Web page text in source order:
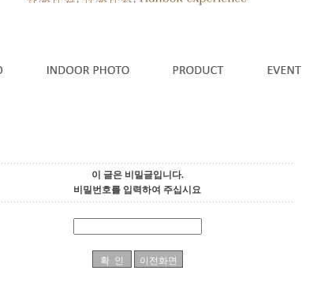
이 글은 비밀글입니다.
비밀번호를 입력하여 주십시요